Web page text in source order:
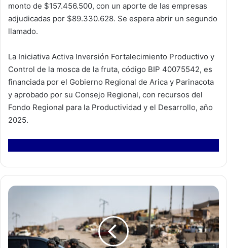
monto de $157.456.500, con un aporte de las empresas
adjudicadas por $89.330.628. Se espera abrir un segundo
llamado.
La Iniciativa Activa Inversión Fortalecimiento Productivo y
Control de la mosca de la fruta, código BIP 40075542, es
financiada por el Gobierno Regional de Arica y Parinacota
y aprobado por su Consejo Regional, con recursos del
Fondo Regional para la Productividad y el Desarrollo, año
2025.
C
d